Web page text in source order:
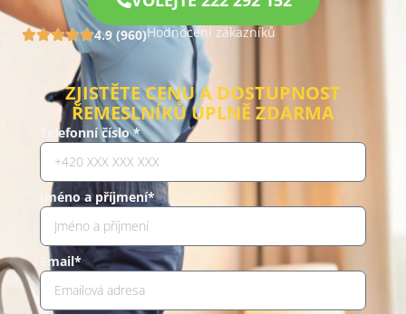
4.9 (960)Hodnocení zákazníků
ZJISTĚTE CENU A DOSTUPNOST
ŘEMESLNÍKŮ ÚPLNĚ ZDARMA
Telefonní číslo *
Jméno a příjmení*
Email*